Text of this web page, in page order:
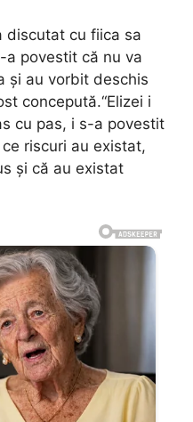
discutat cu fiica sa
povestit că nu va
și au vorbit deschis
concepută.“Elizei i
cu pas, i s-a povestit
riscuri au existat,
și că au existat